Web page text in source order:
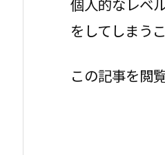
個人的なレベ
をしてしまう
この記事を閲